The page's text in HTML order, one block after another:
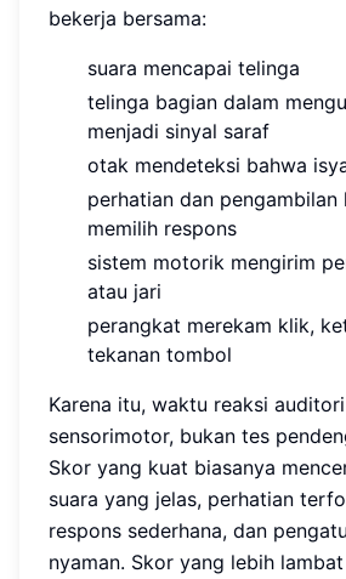
bekerja bersama:
suara mencapai telinga
telinga bagian dalam
menjadi sinyal saraf
otak mendeteksi bahwa
perhatian dan pengambilan
memilih respons
sistem motorik mengirim
atau jari
perangkat merekam klik,
tekanan tombol
Karena itu, waktu reaksi
sensorimotor, bukan tes
Skor yang kuat biasanya
suara yang jelas, perhatian
respons sederhana, dan
nyaman. Skor yang lebih